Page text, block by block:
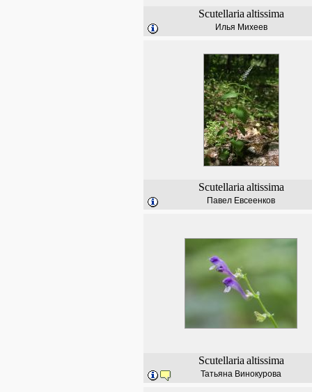
Scutellaria altissima
Илья Михеев
Scutellaria altissima
Павел Евсеенков
Scutellaria altissima
Татьяна Винокурова